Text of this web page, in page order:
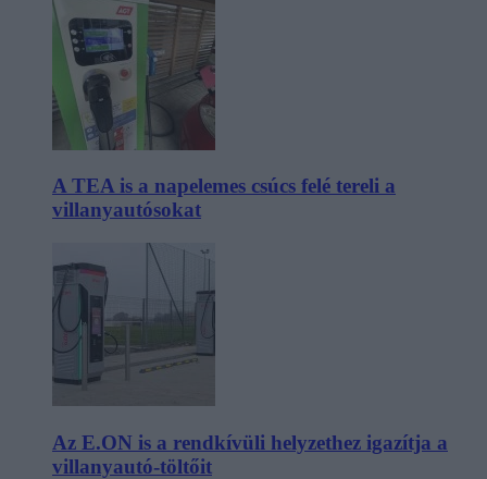
A TEA is a napelemes csúcs felé tereli a
villanyautósokat
Az E.ON is a rendkívüli helyzethez igazítja a
villanyautó-töltőit